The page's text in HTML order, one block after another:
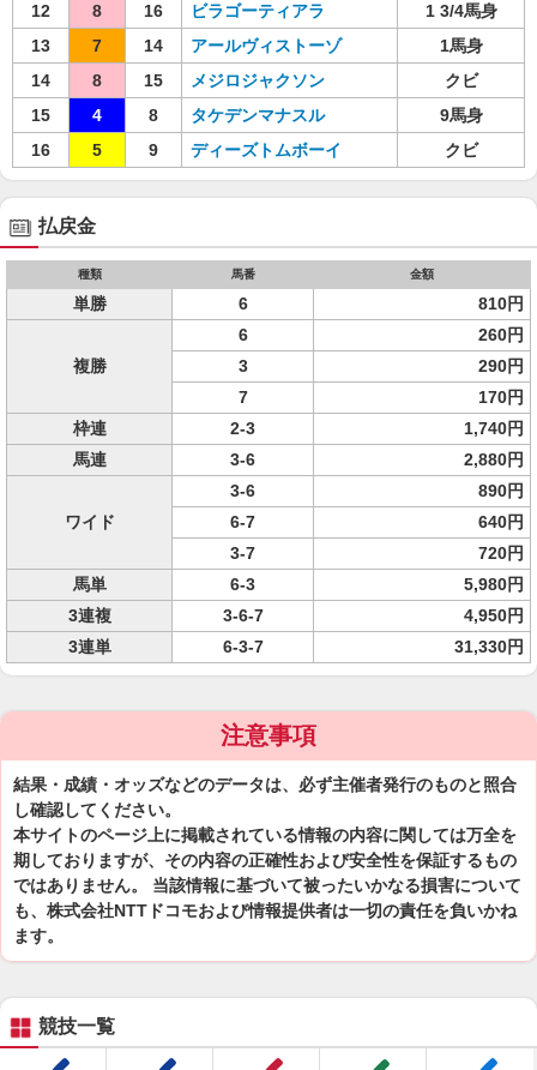
12
8 16 ビラゴーティアラ
1 3/4馬身
13
7 14 アールヴィストーゾ
1馬身
14
8 15 メジロジャクソン
クビ
15
4 8 タケデンマナスル
9馬身
16
5 9 ディーズトムボーイ クビ
払戻金
種類 馬番 金額
単勝 6 810円
複勝
6
260円
3
290円
7
170円
枠連
2-3
1,740円
馬連
3-6 2,880円
ワイド
3-6
890円
6-7
640円
3-7
720円
馬単
6-3
5,980円
3連複
3-6-7
4,950円
3連単
6-3-7 31,330円
注意事項
結果・成績・オッズなどのデータは、必ず主催者発行のものと照合
し確認してください。
本サイトのページ上に掲載されている情報の内容に関しては万全を
期しておりますが、その内容の正確性および安全性を保証するもの
ではありません。 当該情報に基づいて被ったいかなる損害について
も、株式会社NTTドコモおよび情報提供者は一切の責任を負いかね
ます。
競技一覧